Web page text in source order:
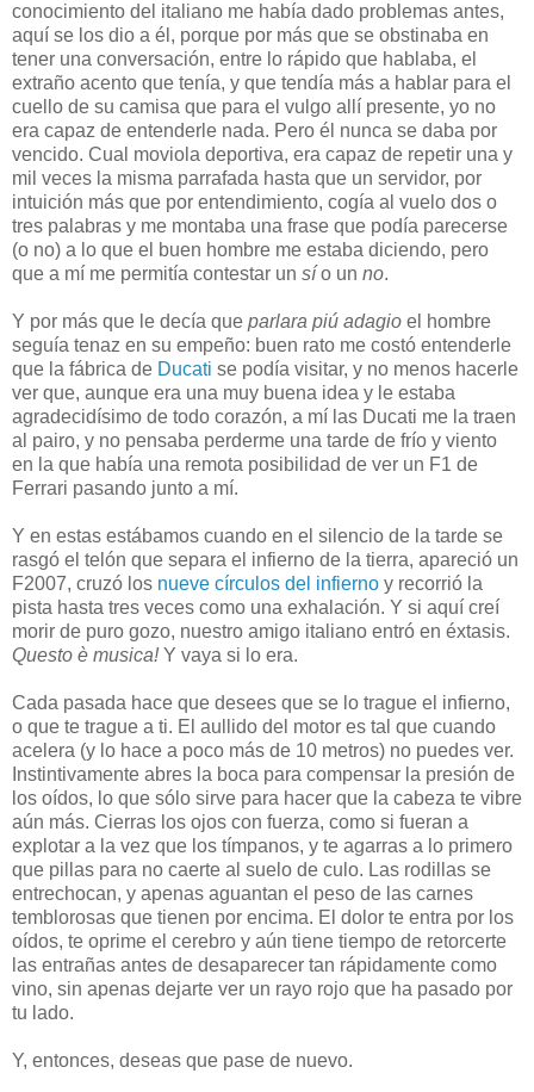
conocimiento del italiano me había dado problemas antes,
aquí se los dio a él, porque por más que se obstinaba en
tener una conversación, entre lo rápido que hablaba, el
extraño acento que tenía, y que tendía más a hablar para el
cuello de su camisa que para el vulgo allí presente, yo no
era capaz de entenderle nada. Pero él nunca se daba por
vencido. Cual moviola deportiva, era capaz de repetir una y
mil veces la misma parrafada hasta que un servidor, por
intuición más que por entendimiento, cogía al vuelo dos o
tres palabras y me montaba una frase que podía parecerse
(o no) a lo que el buen hombre me estaba diciendo, pero
que a mí me permitía contestar un sío un no.
Y por más que le decía que parlara piú adagio el hombre
seguía tenaz en su empeño: buen rato me costó entenderle
que la fábrica de Ducati se podía visitar, y no menos hacerle
ver que, aunque era una muy buena idea y le estaba
agradecidísimo de todo corazón, a mí las Ducati me la traen
al pairo, y no pensaba perderme una tarde de frío y viento
en la que había una remota posibilidad de ver un F1 de
Ferrari pasando junto a mí.
Y en estas estábamos cuando en el silencio de la tarde se
rasgó el telón que separa el infierno de la tierra, apareció un
F2007, cruzó los nueve círculos del infierno y recorrió la
pista hasta tres veces como una exhalación. Y si aquí creí
morir de puro gozo, nuestro amigo italiano entró en éxtasis.
Questo è musica!Y vaya si lo era.
Cada pasada hace que desees que se lo trague el infierno,
o que te trague a ti. El aullido del motor es tal que cuando
acelera (y lo hace a poco más de 10 metros) no puedes ver.
Instintivamente abres la boca para compensar la presión de
los oídos, lo que sólo sirve para hacer que la cabeza te vibre
aún más. Cierras los ojos con fuerza, como si fueran a
explotar a la vez que los tímpanos, y te agarras a lo primero
que pillas para no caerte al suelo de culo. Las rodillas se
entrechocan, y apenas aguantan el peso de las carnes
temblorosas que tienen por encima. El dolor te entra por los
oídos, te oprime el cerebro y aún tiene tiempo de retorcerte
las entrañas antes de desaparecer tan rápidamente como
vino, sin apenas dejarte ver un rayo rojo que ha pasado por
tu lado.
Y, entonces, deseas que pase de nuevo.